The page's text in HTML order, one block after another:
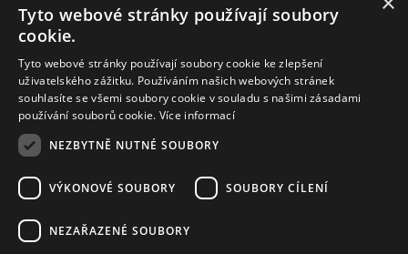
Podporují nás
Tyto webové stránky používají soubory
cookie.
Tyto webové stránky používají soubory cookie ke zlepšení
uživatelského zážitku. Používáním našich webových stránek
souhlasíte se všemi soubory cookie v souladu s našimi zásadami
používání souborů cookie. Více informací
NEZBYTNĚ NUTNÉ SOUBORY
VÝKONOVÉ SOUBORY SOUBORY CÍLENÍ
NEZAŘAZENÉ SOUBORY